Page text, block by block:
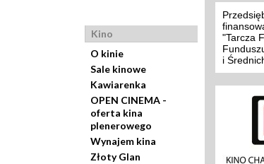
Kino
O kinie
Sale kinowe
Kawiarenka
OPEN CINEMA -
oferta kina
plenerowego
Wynajem kina
Złoty Glan
"Tarcza
i